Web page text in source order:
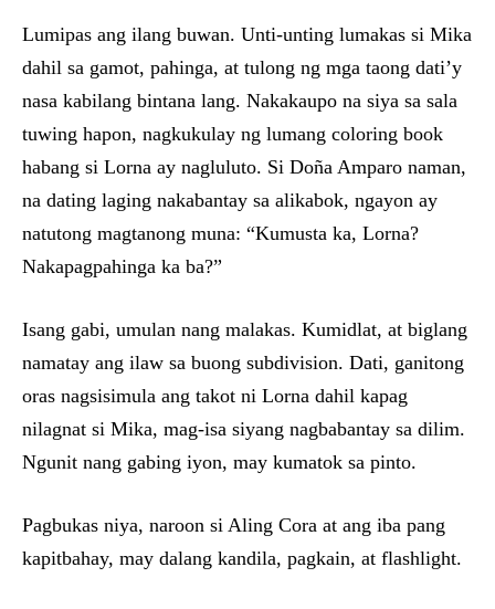
Lumipas ang ilang buwan. Unti-unting lumakas si Mika
dahil sa gamot, pahinga, at tulong ng mga taong dati’y
nasa kabilang bintana lang. Nakakaupo na siya sa sala
tuwing hapon, nagkukulay ng lumang coloring book
habang si Lorna ay nagluluto. Si Doña Amparo naman,
na dating laging nakabantay sa alikabok, ngayon ay
natutong magtanong muna: “Kumusta ka, Lorna?
Nakapagpahinga ka ba?”
Isang gabi, umulan nang malakas. Kumidlat, at biglang
namatay ang ilaw sa buong subdivision. Dati, ganitong
oras nagsisimula ang takot ni Lorna dahil kapag
nilagnat si Mika, mag-isa siyang nagbabantay sa dilim.
Ngunit nang gabing iyon, may kumatok sa pinto.
Pagbukas niya, naroon si Aling Cora at ang iba pang
kapitbahay, may dalang kandila, pagkain, at flashlight.